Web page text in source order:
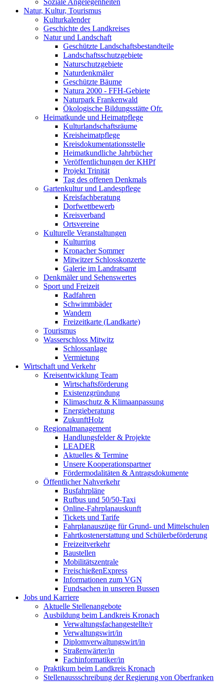
Soziale Angelegenheiten
Natur, Kultur, Tourismus
Kulturkalender
Geschichte des Landkreises
Natur und Landschaft
Geschützte Landschaftsbestandteile
Landschaftsschutzgebiete
Naturschutzgebiete
Naturdenkmäler
Geschützte Bäume
Natura 2000 - FFH-Gebiete
Naturpark Frankenwald
Ökologische Bildungsstätte Ofr.
Heimatkunde und Heimatpflege
Kulturlandschaftsräume
Kreisheimatpflege
Kreisdokumentationsstelle
Heimatkundliche Jahrbücher
Veröffentlichungen der KHPf
Projekt Trinität
Tag des offenen Denkmals
Gartenkultur und Landespflege
Kreisfachberatung
Dorfwettbewerb
Kreisverband
Ortsvereine
Kulturelle Veranstaltungen
Kulturring
Kronacher Sommer
Mitwitzer Schlosskonzerte
Galerie im Landratsamt
Denkmäler und Sehenswertes
Sport und Freizeit
Radfahren
Schwimmbäder
Wandern
Freizeitkarte (Landkarte)
Tourismus
Wasserschloss Mitwitz
Schlossanlage
Vermietung
Wirtschaft und Verkehr
Kreisentwicklung Team
Wirtschaftsförderung
Existenzgründung
Klimaschutz & Klimaanpassung
Energieberatung
ZukunftHolz
Regionalmanagement
Handlungsfelder & Projekte
LEADER
Aktuelles & Termine
Unsere Kooperationspartner
Fördermodalitäten & Antragsdokumente
Öffentlicher Nahverkehr
Busfahrpläne
Rufbus und 50/50-Taxi
Online-Fahrplanauskunft
Tickets und Tarife
Fahrplanauszüge für Grund- und Mittelschulen
Fahrtkostenerstattung und Schülerbeförderung
Freizeitverkehr
Baustellen
Mobilitätszentrale
FreischießenExpress
Informationen zum VGN
Fundsachen in unseren Bussen
Jobs und Karriere
Aktuelle Stellenangebote
Ausbildung beim Landkreis Kronach
Verwaltungsfachangestellte/r
Verwaltungswirt/in
Diplomverwaltungswirt/in
Straßenwärter/in
Fachinformatiker/in
Praktikum beim Landkreis Kronach
Stellenaussschreibung der Regierung von Oberfranken